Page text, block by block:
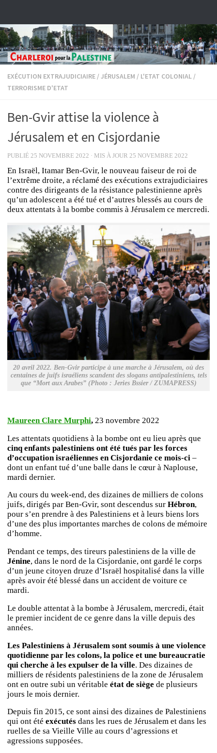
EXÉCUTION EXTRAJUDICIAIRE /JÉRUSALEM / L'ETAT COLONIAL /
TERRORISME D'ETAT
Ben-Gvir attise la violence à
Jérusalem et en Cisjordanie
PUBLIÉ 25 NOVEMBRE 2022 · MIS À JOUR 25 NOVEMBRE 2022
En Israël, Itamar Ben-Gvir, le nouveau faiseur de roi de
l’extrême droite, a réclamé des exécutions extrajudiciaires
contre des dirigeants de la résistance palestinienne après
qu’un adolescent a été tué et d’autres blessés au cours de
deux attentats à la bombe commis à Jérusalem ce mercredi.
20 avril 2022. Ben-Gvir participe à une marche à Jérusalem, où des
centaines de juifs israéliens scandent des slogans antipalestiniens, tels
que “Mort aux Arabes” (Photo : Jeries Bssier / ZUMAPRESS)
Maureen Clare Murphi, 23 novembre 2022
Les attentats quotidiens à la bombe ont eu lieu après que
cinq enfants palestiniens ont été tués par les forces
d’occupation israéliennes en Cisjordanie ce mois-ci –
dont un enfant tué d’une balle dans le cœur à Naplouse,
mardi dernier.
Au cours du week-end, des dizaines de milliers de colons
juifs, dirigés par Ben-Gvir, sont descendus sur Hébron,
pour s’en prendre à des Palestiniens et à leurs biens lors
d’une des plus importantes marches de colons de mémoire
d’homme.
Pendant ce temps, des tireurs palestiniens de la ville de
Jénine, dans le nord de la Cisjordanie, ont gardé le corps
d’un jeune citoyen druze d’Israël hospitalisé dans la ville
après avoir été blessé dans un accident de voiture ce
mardi.
Le double attentat à la bombe à Jérusalem, mercredi, était
le premier incident de ce genre dans la ville depuis des
années.
Les Palestiniens à Jérusalem sont soumis à une violence
quotidienne par les colons, la police et une bureaucratie
qui cherche à les expulser de la ville. Des dizaines de
milliers de résidents palestiniens de la zone de Jérusalem
ont en outre subi un véritable état de siège de plusieurs
jours le mois dernier.
Depuis fin 2015, ce sont ainsi des dizaines de Palestiniens
qui ont été exécutés dans les rues de Jérusalem et dans les
ruelles de sa Vieille Ville au cours d’agressions et
agressions supposées.